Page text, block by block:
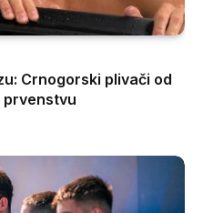
Crnogorski plivači od
prvenstvu